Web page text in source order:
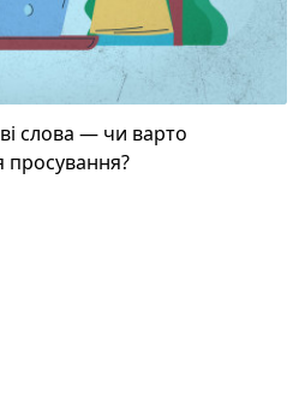
слова — чи варто
просування?